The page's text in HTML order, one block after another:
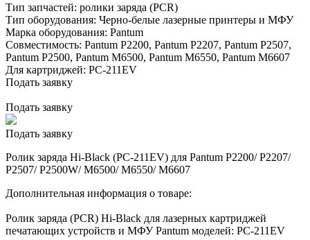
Тип запчастей: ролики заряда (PCR)
Тип оборудования: Черно-белые лазерные принтеры и МФУ
Марка оборудования: Pantum
Совместимость: Pantum P2200, Pantum P2207, Pantum P2507,
Pantum P2500, Pantum M6500, Pantum M6550, Pantum M6607
Для картриджей: PC-211EV
Подать заявку
Подать заявку
Подать заявку
Ролик заряда Hi-Black (PC-211EV) для Pantum P2200/ P2207/
P2507/ P2500W/ M6500/ M6550/ M6607
Дополнительная информация о товаре:
Ролик заряда (PCR) Hi-Black для лазерных картриджей
печатающих устройств и МФУ Pantum моделей: PC-211EV